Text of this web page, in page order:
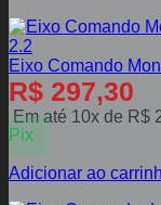
Eixo Comando
R$ 297,30
Em até 10x de R$
Pix
Adicionar ao